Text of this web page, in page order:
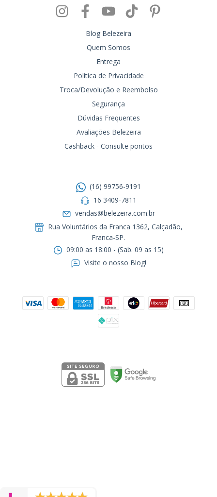
Blog Belezeira
Quem Somos
Entrega
Política de Privacidade
Troca/Devolução e Reembolso
Segurança
Dúvidas Frequentes
Avaliações Belezeira
Cashback - Consulte pontos
(16) 99756-9191
16 3409-7811
vendas@belezeira.com.br
Rua Voluntários da Franca 1362, Calçadão,
Franca-SP.ㅤㅤㅤㅤㅤㅤㅤㅤㅤㅤㅤ
09:00 as 18:00 - (Sab. 09 as 15)
Visite o nosso Blog!